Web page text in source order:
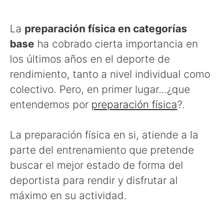
La preparación física en categorías
base ha cobrado cierta importancia en
los últimos años en el deporte de
rendimiento, tanto a nivel individual como
colectivo. Pero, en primer lugar…¿que
entendemos por preparación física?.
La preparación física en si, atiende a la
parte del entrenamiento que pretende
buscar el mejor estado de forma del
deportista para rendir y disfrutar al
máximo en su actividad.